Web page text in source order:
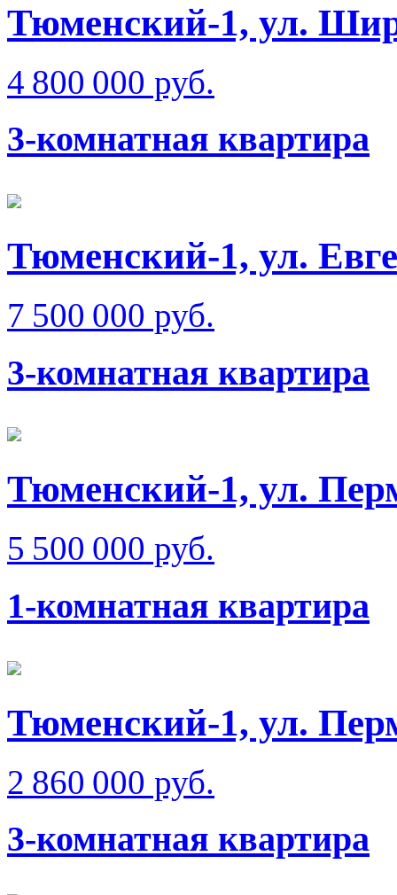
Тюменский-1, ул.
4 800 000 руб.
3-комнатная квартира
Тюменский-1, ул.
7 500 000 руб.
3-комнатная квартира
Тюменский-1, ул.
5 500 000 руб.
1-комнатная квартира
Тюменский-1, ул.
2 860 000 руб.
3-комнатная квартира